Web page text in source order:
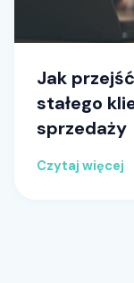
Jak
stałego
sprzedaży
Czytaj więcej